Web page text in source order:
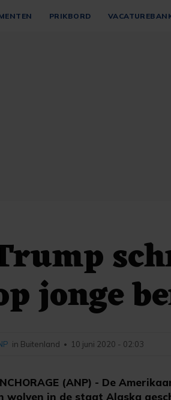
PRIKBORD
jonge
(ANP) - De
wolven in de staat Alaska
in Buitenland • 10 juni 2020 - 02:03